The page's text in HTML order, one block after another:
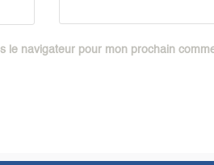
le navigateur pour mon prochain